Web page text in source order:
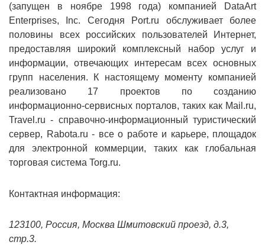
(запущен в ноябре 1998 года) компанией DataArt
Enterprises, Inc. Сегодня Port.ru обслуживает более
половины всех российских пользователей Интернет,
предоставляя широкий комплексный набор услуг и
информации, отвечающих интересам всех основных
групп населения. К настоящему моменту компанией
реализовано 17 проектов по созданию
информационно-сервисных порталов, таких как Mail.ru,
Travel.ru - справочно-информационный туристический
сервер, Rabota.ru - все о работе и карьере, площадок
для электронной коммерции, таких как глобальная
торговая система Torg.ru.
Контактная информация:
123100, Россия, Москва Шмитовский проезд, д.3,
стр.3.